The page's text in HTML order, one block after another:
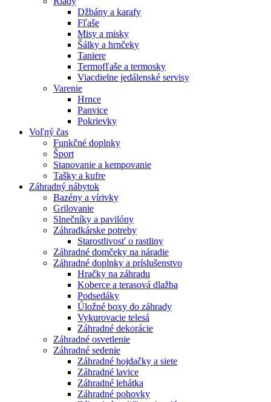
Džbány a karafy
Fľaše
Misy a misky
Šálky a hrnčeky
Taniere
Termofľaše a termosky
Viacdielne jedálenské servisy
Varenie
Hrnce
Panvice
Pokrievky
Voľný čas
Funkčné doplnky
Šport
Stanovanie a kempovanie
Tašky a kufre
Záhradný nábytok
Bazény a vírivky
Grilovanie
Slnečníky a pavilóny
Záhradkárske potreby
Starostlivosť o rastliny
Záhradné domčeky na náradie
Záhradné doplnky a príslušenstvo
Hračky na záhradu
Koberce a terasová dlažba
Podsedáky
Úložné boxy do záhrady
Vykurovacie telesá
Záhradné dekorácie
Záhradné osvetlenie
Záhradné sedenie
Záhradné hojdačky a siete
Záhradné lavice
Záhradné lehátka
Záhradné pohovky